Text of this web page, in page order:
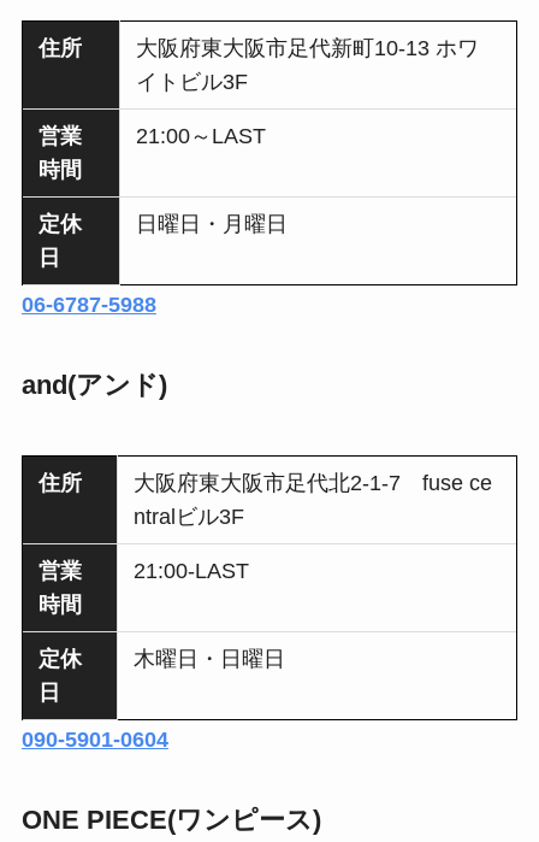
住所
大阪府東大阪市足代新町10-13 ホワ
イトビル3F
営業
時間
21:00～LAST
定休
日
日曜日・月曜日
06-6787-5988
and(アンド)
住所
大阪府東大阪市足代北2-1-7 fuse ce
ntralビル3F
営業
時間
21:00-LAST
定休
日
木曜日・日曜日
090-5901-0604
ONE PIECE(ワンピース)